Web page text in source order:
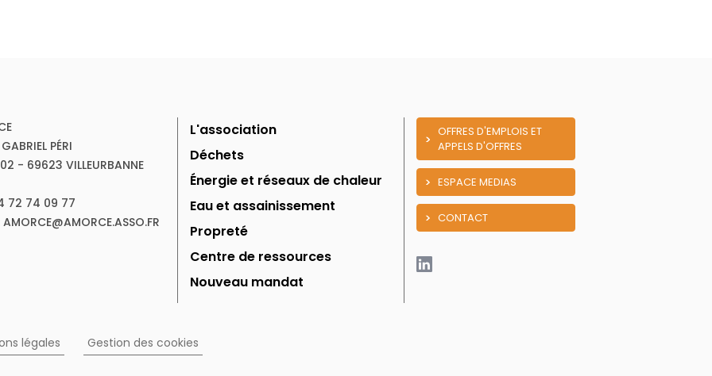
PÉRI
- 69623 VILLEURBANNE
72 74 09 77
AMORCE@AMORCE.ASSO.FR
L'association
Déchets
Énergie et réseaux de chaleur
Eau et assainissement
Propreté
Centre de ressources
Nouveau mandat
OFFRES D'EMPLOIS ET
APPELS D'OFFRES
ESPACE MEDIAS
CONTACT
légales Gestion des cookies